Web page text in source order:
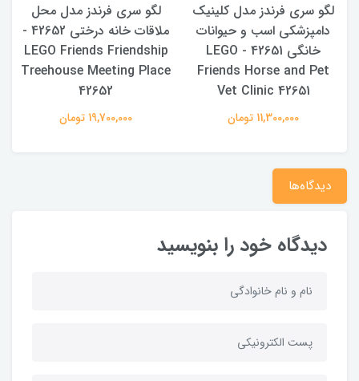
لگو سری فرندز مدل کلینیک
دامپزشکی اسب و حیوانات
خانگی 42651 - LEGO
Friends Horse and Pet
Vet Clinic 42651
11,300,000 تومان
لگو سری فرندز مدل محل
ملاقات خانه درختی 42652 -
LEGO Friends Friendship
Treehouse Meeting Place
42652
19,700,000 تومان
دیدگاه‌ها
دیدگاه خود را بنویسید